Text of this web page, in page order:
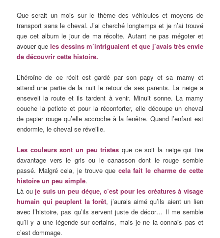
Que serait un mois sur le thème des véhicules et moyens de
transport sans le cheval. J’ai cherché longtemps et je n’ai trouvé
que cet album le jour de ma récolte. Autant ne pas mégoter et
avouer queles dessins m’intriguaient et que j’avais très envie
de découvrir cette histoire.
L’héroïne de ce récit est gardé par son papy et sa mamy et
attend une partie de la nuit le retour de ses parents. La neige a
enseveli la route et ils tardent à venir. Minuit sonne. La mamy
couche la petiote et pour la réconforter, elle découpe un cheval
de papier rouge qu’elle accroche à la fenêtre. Quand l’enfant est
endormie, le cheval se réveille.
Les couleurs sont un peu tristes que ce soit la neige qui tire
davantage vers le gris ou le canasson dont le rouge semble
passé. Malgré cela, je trouve que cela fait le charme de cette
histoire un peu simple.
Là ou je suis un peu déçue, c’est pour les créatures à visage
humain qui peuplent la forêt, j’aurais aimé qu’ils aient un lien
avec l’histoire, pas qu’ils servent juste de décor… Il me semble
qu’il y a une légende sur certains, mais je ne la connais pas et
c’est dommage.